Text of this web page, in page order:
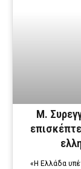
Μ.
«Η Ελλάδα